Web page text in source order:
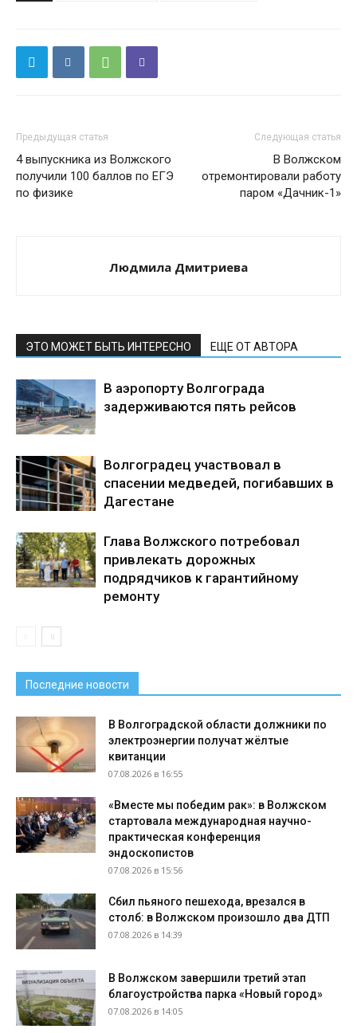
Предыдущая статья
4 выпускника из Волжского
получили 100 баллов по ЕГЭ
по физике
Следующая статья
В Волжском
отремонтировали работу
паром «Дачник-1»
Людмила Дмитриева
ЭТО МОЖЕТ БЫТЬ ИНТЕРЕСНО ЕЩЕ ОТ АВТОРА
В аэропорту Волгограда
задерживаются пять рейсов
Волгоградец участвовал в
спасении медведей, погибавших в
Дагестане
Глава Волжского потребовал
привлекать дорожных
подрядчиков к гарантийному
ремонту
Последние новости
В Волгоградской области должники по
электроэнергии получат жёлтые
квитанции
07.08.2026 в 16:55
«Вместе мы победим рак»: в Волжском
стартовала международная научно-
практическая конференция
эндоскопистов
07.08.2026 в 15:56
Сбил пьяного пешехода, врезался в
столб: в Волжском произошло два ДТП
07.08.2026 в 14:39
В Волжском завершили третий этап
благоустройства парка «Новый город»
07.08.2026 в 14:05